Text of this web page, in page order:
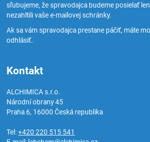
sľubujeme, že spravodajca budeme posielať
nezahltili vaše e-mailovej schránky.
Ak sa vám spravodajca prestane páčiť, máte
odhlásiť.
Kontakt
ALCHIMICA s.r.o.
Národní obrany 45
Praha 6, 16000Česká republika
Tel:+420 220 515 541